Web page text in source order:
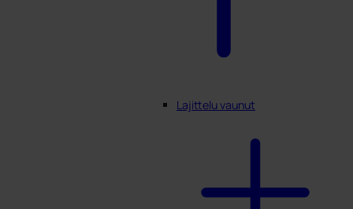
Lajittelu vaunut